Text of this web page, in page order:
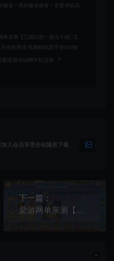
复一类的修改服务！若要求较高
单亲测【三国幻想一骑当千姬门】
合制养成 电脑模拟器手游GM物
配家庭局域网手机连接
加入会员享受全站随意下载 生成海
下一篇：
爱游网单亲测【梦幻长恨歌西游单机版】最新整理MT3换皮梦幻 带挂机 助战丰富宝宝 虚拟机一键端 视频安装教学 支持自配家庭局域网安卓手机